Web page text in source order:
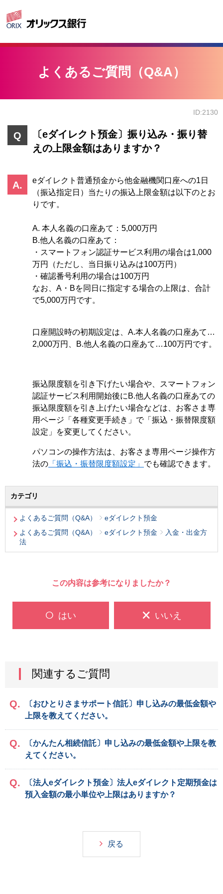
よくあるご質問（Q&A）
ID:2130
〔eダイレクト預金〕振り込み・振り替
えの上限金額はありますか？
eダイレクト普通預金から他金融機関口座への1日
（振込指定日）当たりの振込上限金額は以下のとお
りです。
A. 本人名義の口座あて：5,000万円
B.他人名義の口座あて：
・スマートフォン認証サービス利用の場合は1,000
万円（ただし、当日振り込みは100万円）
・確認番号利用の場合は100万円
なお、A・Bを同日に指定する場合の上限は、合計
で5,000万円です。
口座開設時の初期設定は、A.本人名義の口座あて…
2,000万円、B.他人名義の口座あて…100万円です。
振込限度額を引き下げたい場合や、スマートフォン
認証サービス利用開始後にB.他人名義の口座あての
振込限度額を引き上げたい場合などは、お客さま専
用ページ「各種変更手続き」で「振込・振替限度額
設定」を変更してください。
パソコンの操作方法は、お客さま専用ページ操作方
法の 「振込・振替限度額設定」 でも確認できます。
カテゴリ
よくあるご質問（Q&A）
eダイレクト預金
よくあるご質問（Q&A）
eダイレクト預金
入金・出金方
法
この内容は参考になりましたか？
はい いいえ
関連するご質問
〔おひとりさまサポート信託〕申し込みの最低金額や
上限を教えてください。
〔かんたん相続信託〕申し込みの最低金額や上限を教
えてください。
〔法人eダイレクト預金〕法人eダイレクト定期預金は
預入金額の最小単位や上限はありますか？
戻る